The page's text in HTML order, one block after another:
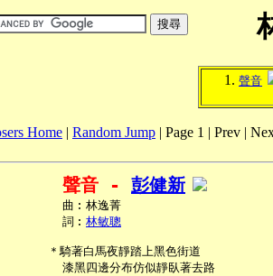
聲音
Home | Random Jump | Page 1 | Prev |
聲音 - 彭健新
     曲︰林逸菁
     詞︰
林敏聰
   ＊騎著白馬夜靜踏上黑色街道
     漆黑四邊分布仿似靜臥著去路